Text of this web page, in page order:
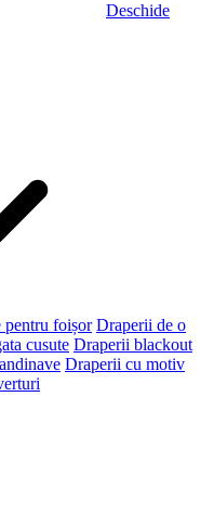
Deschide
pentru foișor Draperii de o
cusute Draperii blackout
Draperii cu motiv